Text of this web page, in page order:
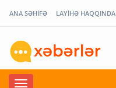
ANA SƏHİFƏ LAYİHƏ HAQQINDA